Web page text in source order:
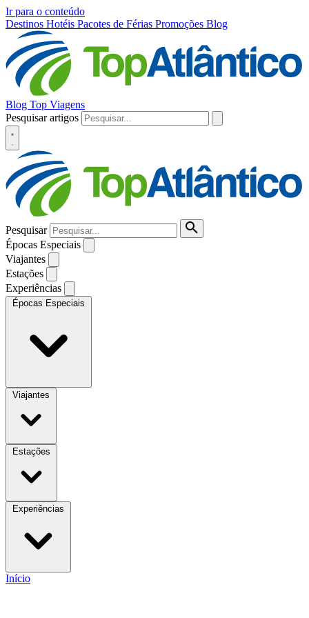
Ir para o conteúdo
Destinos Hotéis Pacotes de Férias Promoções Blog
Blog Top Viagens
Pesquisar artigos
Pesquisar
Épocas Especiais
Viajantes
Estações
Experiências
Épocas Especiais
Viajantes
Estações
Experiências
Início